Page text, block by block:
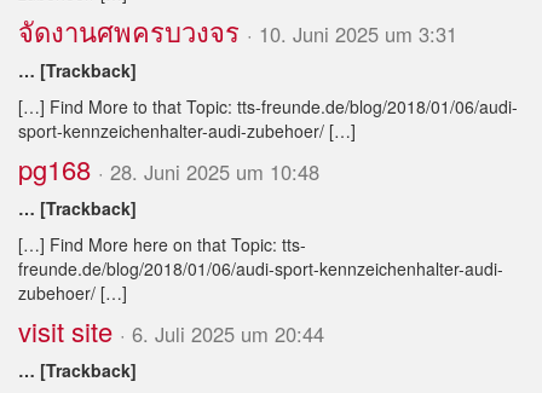
จัดงานศพครบวงจร · 10. Juni 2025 um 3:31
… [Trackback]
[…] Find More to that Topic: tts-freunde.de/blog/2018/01/06/audi-
sport-kennzeichenhalter-audi-zubehoer/ […]
pg168 · 28. Juni 2025 um 10:48
… [Trackback]
[…] Find More here on that Topic: tts-
freunde.de/blog/2018/01/06/audi-sport-kennzeichenhalter-audi-
zubehoer/ […]
visit site · 6. Juli 2025 um 20:44
… [Trackback]